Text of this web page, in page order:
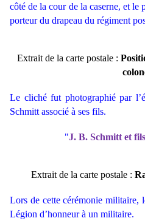
côté de la cour de la caserne, et le
porteur du drapeau du régiment
Extrait de la carte postale :
Le cliché fut photographié par
Schmitt associé à ses fils.
"J. B. Schmitt et
Extrait de la carte postale :
Lors de cette cérémonie militaire,
Légion d’honneur à un militaire.